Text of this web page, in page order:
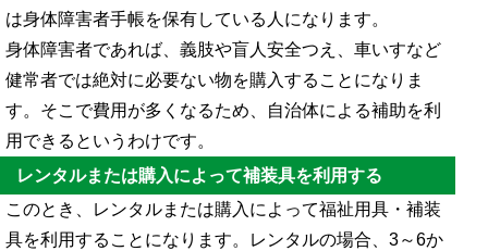
は身体障害者手帳を保有している人になります。
身体障害者であれば、義肢や盲人安全つえ、車いすなど
健常者では絶対に必要ない物を購入することになりま
す。そこで費用が多くなるため、自治体による補助を利
用できるというわけです。
レンタルまたは購入によって補装具を利用する
このとき、レンタルまたは購入によって福祉用具・補装
具を利用することになります。レンタルの場合、3～6か